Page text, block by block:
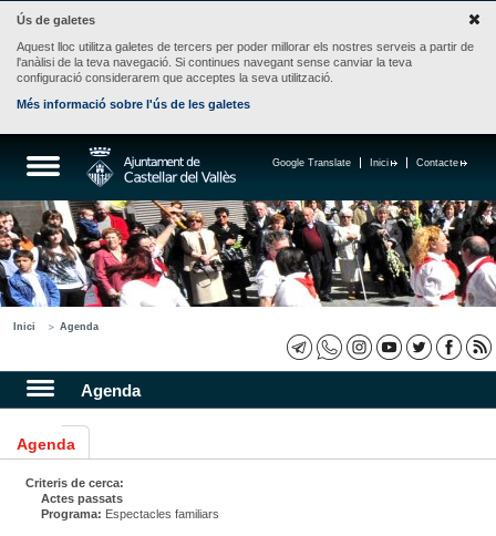
Ús de galetes
Aquest lloc utilitza galetes de tercers per poder millorar els nostres serveis a partir de
l'anàlisi de la teva navegació. Si continues navegant sense canviar la teva
configuració considerarem que acceptes la seva utilització.
Més informació sobre l'ús de les galetes
Contacte
Inici
Google Translate
Inici Agenda
Agenda
Agenda
Criteris de cerca:
Actes passats
Programa: Espectacles familiars